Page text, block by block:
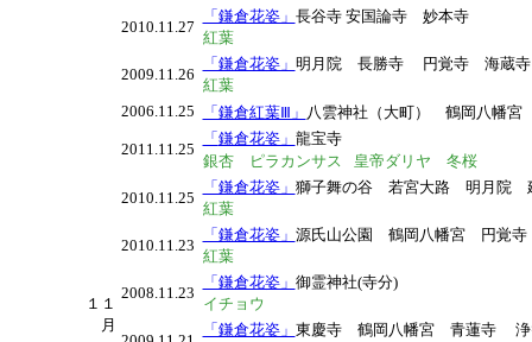
１１
月
2010.11.27
「鎌倉花姿」 長谷寺 安国論寺 妙本寺
紅葉
2009.11.26
「鎌倉花姿」 明月院 長勝寺 円覚寺 海蔵
紅葉
2006.11.25
「鎌倉紅葉Ⅲ」 八雲神社（大町） 鶴岡八幡
2011.11.25
「 鎌倉花姿」 龍宝寺
銀杏 ピラカンサス
皇帝ダリヤ 冬桜
2010.11.25
「鎌倉花姿」 獅子舞の谷 若宮大路 明月院
紅葉
2010.11.23
「鎌倉花姿」 源氏山公園 鶴岡八幡宮 円覚
紅葉
2008.11.23
「鎌倉花姿」 御霊神社(寺分)
イチョウ
「鎌倉花姿」 東慶寺 鶴岡八幡宮 青蓮寺